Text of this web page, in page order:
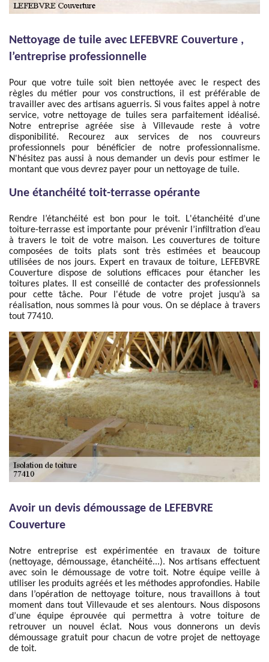
Nettoyage de tuile avec LEFEBVRE Couverture ,
l’entreprise professionnelle
Pour que votre tuile soit bien nettoyée avec le respect des
règles du métier pour vos constructions, il est préférable de
travailler avec des artisans aguerris. Si vous faites appel à notre
service, votre nettoyage de tuiles sera parfaitement idéalisé.
Notre entreprise agréée sise à Villevaude reste à votre
disponibilité. Recourez aux services de nos couvreurs
professionnels pour bénéficier de notre professionnalisme.
N'hésitez pas aussi à nous demander un devis pour estimer le
montant que vous devrez payer pour un nettoyage de tuile.
Une étanchéité toit-terrasse opérante
Rendre l’étanchéité est bon pour le toit. L'étanchéité d’une
toiture-terrasse est importante pour prévenir l’infiltration d’eau
à travers le toit de votre maison. Les couvertures de toiture
composées de toits plats sont très estimées et beaucoup
utilisées de nos jours. Expert en travaux de toiture, LEFEBVRE
Couverture dispose de solutions efficaces pour étancher les
toitures plates. Il est conseillé de contacter des professionnels
pour cette tâche. Pour l'étude de votre projet jusqu’à sa
réalisation, nous sommes là pour vous. On se déplace à travers
tout 77410.
Avoir un devis démoussage de LEFEBVRE
Couverture
Notre entreprise est expérimentée en travaux de toiture
(nettoyage, démoussage, étanchéité...). Nos artisans effectuent
avec soin le démoussage de votre toit. Notre équipe veille à
utiliser les produits agréés et les méthodes approfondies. Habile
dans l’opération de nettoyage toiture, nous travaillons à tout
moment dans tout Villevaude et ses alentours. Nous disposons
d’une équipe éprouvée qui permettra à votre toiture de
retrouver un nouvel éclat. Nous vous donnerons un devis
démoussage gratuit pour chacun de votre projet de nettoyage
de toit.